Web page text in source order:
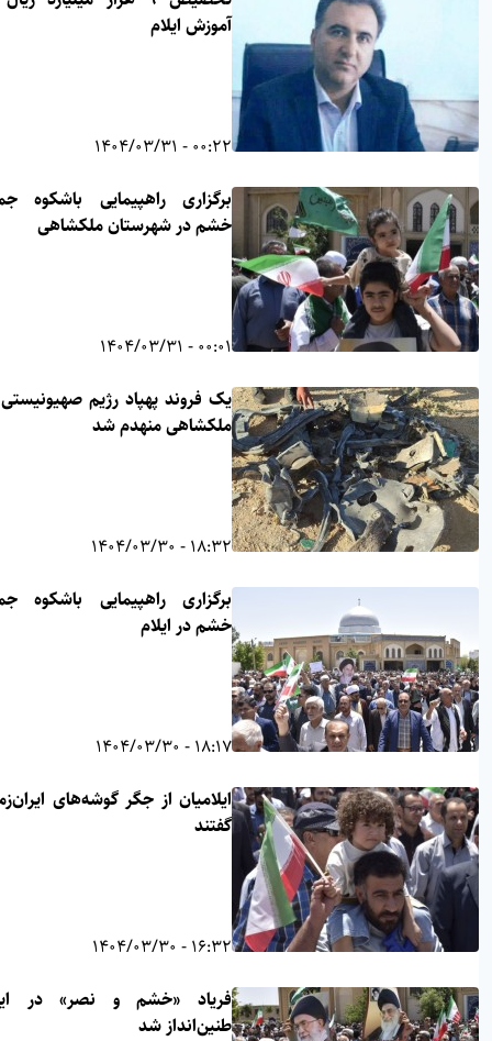
آموزش ایلام
00:22 - 1404/03/31
برگزاری راهپیمایی باشکوه جمعه
خشم در شهرستان ملکشاهی
00:01 - 1404/03/31
یک فروند پهپاد رژیم صهیونیستی در
ملکشاهی منهدم شد
18:32 - 1404/03/30
برگزاری راهپیمایی باشکوه جمعه
خشم در ایلام
18:17 - 1404/03/30
ایلامیان از جگر گوشه‌های ایران‌زمین
گفتند
16:32 - 1404/03/30
فریاد «خشم و نصر» در ایلام
طنین‌انداز شد